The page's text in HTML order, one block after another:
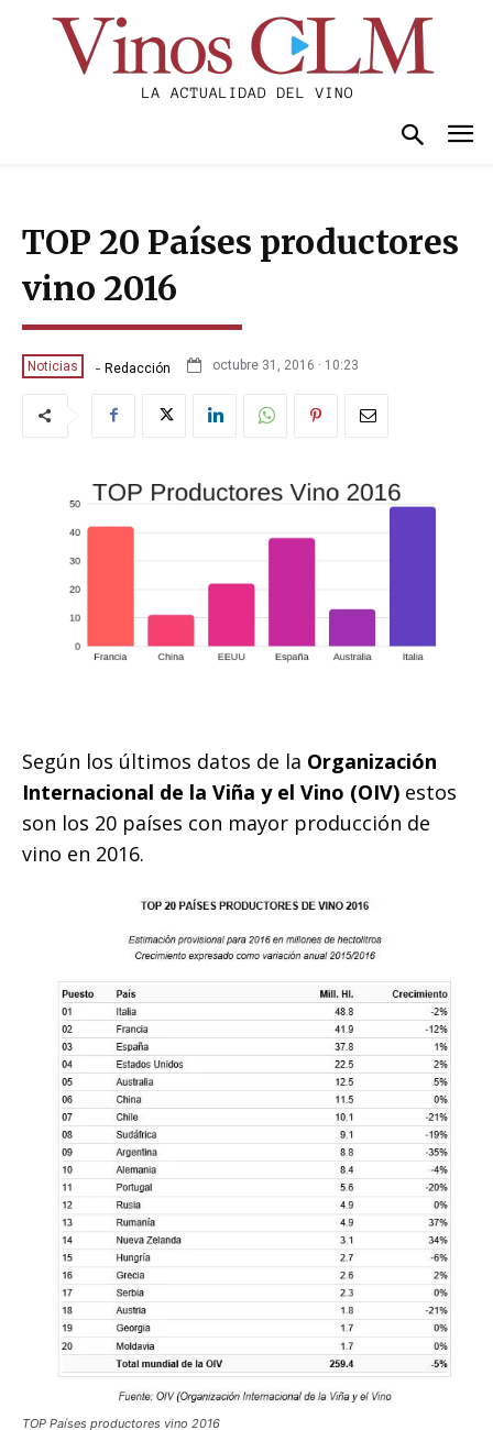
TOP 20 Países productores
vino 2016
Noticias - Redacción octubre 31, 2016 · 10:23
Según los últimos datos de la Organización
Internacional de la Viña y el Vino (OIV) estos
son los 20 países con mayor producción de
vino en 2016.
TOP Países productores vino 2016